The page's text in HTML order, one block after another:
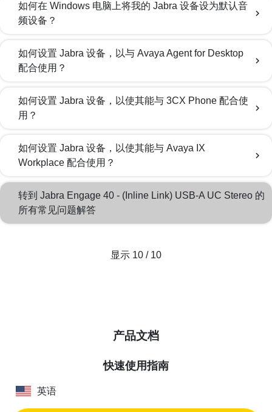
如何在 Windows 电脑上将我的 Jabra 设备设为默认音
频设备？
chevron_right
如何设置 Jabra 设备，以与 Avaya Agent for Desktop
配合使用？
chevron_right
如何设置 Jabra 设备，以使其能与 3CX Phone 配合使
用？
chevron_right
如何设置 Jabra 设备，以使其能与 Avaya IX
Workplace 配合使用？
chevron_right
转到 Jabra Engage 40 - (Inline Link) USB-A UC Stereo 的
所有常见问题解答
显示 10 / 10
产品文档
快速使用指南
英语